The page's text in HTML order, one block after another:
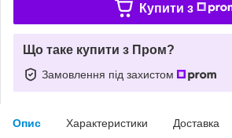
Купити з
Що таке купити з Пром?
Замовлення під захистом
Опис Характеристики Доставка